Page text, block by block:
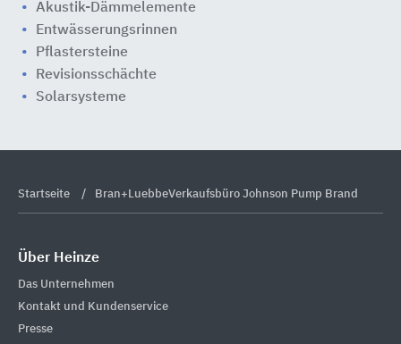
Akustik-Dämmelemente
Entwässerungsrinnen
Pflastersteine
Revisionsschächte
Solarsysteme
Startseite Bran+LuebbeVerkaufsbüro Johnson Pump Brand
Über Heinze
Das Unternehmen
Kontakt und Kundenservice
Presse